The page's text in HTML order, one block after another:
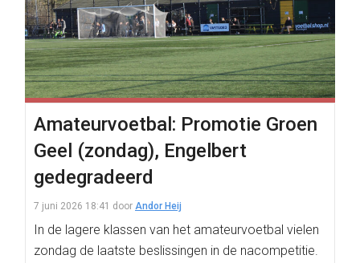
Amateurvoetbal: Promotie Groen
Geel (zondag), Engelbert
gedegradeerd
7 juni 2026 18:41 door Andor Heij
In de lagere klassen van het amateurvoetbal vielen
zondag de laatste beslissingen in de nacompetitie.